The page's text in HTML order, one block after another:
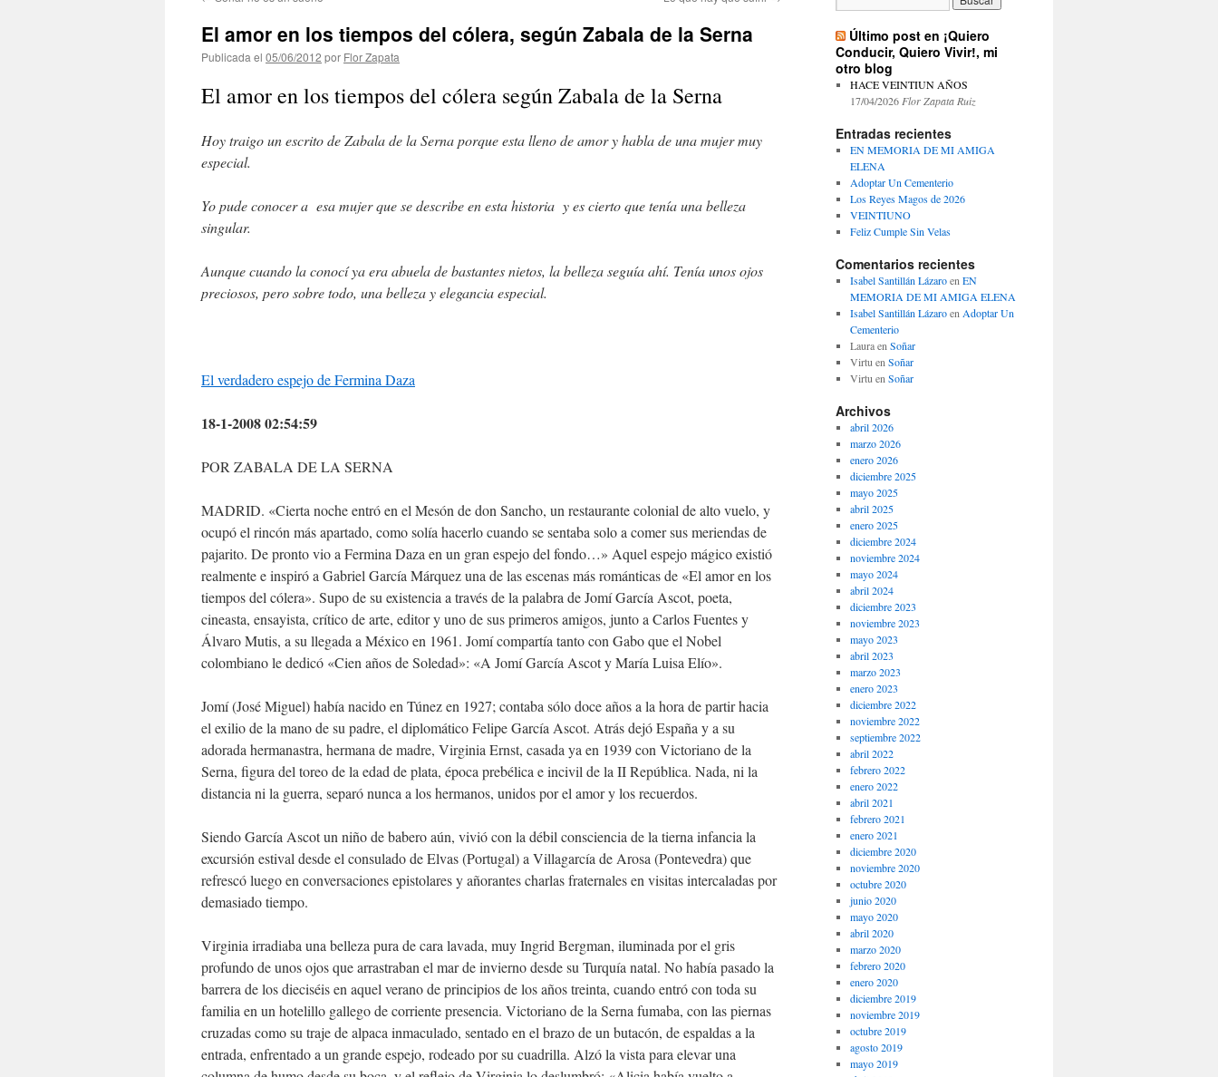
contenido
El amor en los tiempos del cólera, según Zabala de la Serna
Publicada el 05/06/2012 por Flor Zapata
El amor en los tiempos del cólera según Zabala de la Serna
Hoy traigo un escrito de Zabala de la Serna porque esta lleno de amor y habla de una mujer muy
especial.
Yo pude conocer a esa mujer que se describe en esta historia y es cierto que tenía una belleza
singular.
Aunque cuando la conocí ya era abuela de bastantes nietos, la belleza seguía ahí. Tenía unos ojos
preciosos, pero sobre todo, una belleza y elegancia especial.
El verdadero espejo de Fermina Daza
18-1-2008 02:54:59
POR ZABALA DE LA SERNA
MADRID. «Cierta noche entró en el Mesón de don Sancho, un restaurante colonial de alto vuelo, y
ocupó el rincón más apartado, como solía hacerlo cuando se sentaba solo a comer sus meriendas de
pajarito. De pronto vio a Fermina Daza en un gran espejo del fondo…» Aquel espejo mágico existió
realmente e inspiró a Gabriel García Márquez una de las escenas más románticas de «El amor en los
tiempos del cólera». Supo de su existencia a través de la palabra de Jomí García Ascot, poeta,
cineasta, ensayista, crítico de arte, editor y uno de sus primeros amigos, junto a Carlos Fuentes y
Álvaro Mutis, a su llegada a México en 1961. Jomí compartía tanto con Gabo que el Nobel
colombiano le dedicó «Cien años de Soledad»: «A Jomí García Ascot y María Luisa Elío».
Jomí (José Miguel) había nacido en Túnez en 1927; contaba sólo doce años a la hora de partir hacia
el exilio de la mano de su padre, el diplomático Felipe García Ascot. Atrás dejó España y a su
adorada hermanastra, hermana de madre, Virginia Ernst, casada ya en 1939 con Victoriano de la
Serna, figura del toreo de la edad de plata, época prebélica e incivil de la II República. Nada, ni la
distancia ni la guerra, separó nunca a los hermanos, unidos por el amor y los recuerdos.
Siendo García Ascot un niño de babero aún, vivió con la débil consciencia de la tierna infancia la
excursión estival desde el consulado de Elvas (Portugal) a Villagarcía de Arosa (Pontevedra) que
refrescó luego en conversaciones epistolares y añorantes charlas fraternales en visitas intercaladas por
demasiado tiempo.
Virginia irradiaba una belleza pura de cara lavada, muy Ingrid Bergman, iluminada por el gris
profundo de unos ojos que arrastraban el mar de invierno desde su Turquía natal. No había pasado la
barrera de los dieciséis en aquel verano de principios de los años treinta, cuando entró con toda su
familia en un hotelillo gallego de corriente presencia. Victoriano de la Serna fumaba, con las piernas
cruzadas como su traje de alpaca inmaculado, sentado en el brazo de un butacón, de espaldas a la
entrada, enfrentado a un grande espejo, rodeado por su cuadrilla. Alzó la vista para elevar una
Último post en ¡Quiero
Conducir, Quiero Vivir!, mi
otro blog
HACE VEINTIUN AÑOS
17/04/2026 Flor Zapata Ruiz
Entradas recientes
EN MEMORIA DE MI AMIGA
ELENA
Adoptar Un Cementerio
Los Reyes Magos de 2026
VEINTIUNO
Feliz Cumple Sin Velas
Comentarios recientes
Isabel Santillán Lázaroen EN
MEMORIA DE MI AMIGA ELENA
Isabel Santillán Lázaroen Adoptar Un
Cementerio
Lauraen Soñar
Virtu en Soñar
Virtu en Soñar
Archivos
abril 2026
marzo 2026
enero 2026
diciembre 2025
mayo 2025
abril 2025
enero 2025
diciembre 2024
noviembre 2024
mayo 2024
abril 2024
diciembre 2023
noviembre 2023
mayo 2023
abril 2023
marzo 2023
enero 2023
diciembre 2022
noviembre 2022
septiembre 2022
abril 2022
febrero 2022
enero 2022
abril 2021
febrero 2021
enero 2021
diciembre 2020
noviembre 2020
octubre 2020
junio 2020
mayo 2020
abril 2020
marzo 2020
febrero 2020
enero 2020
diciembre 2019
noviembre 2019
octubre 2019
agosto 2019
mayo 2019